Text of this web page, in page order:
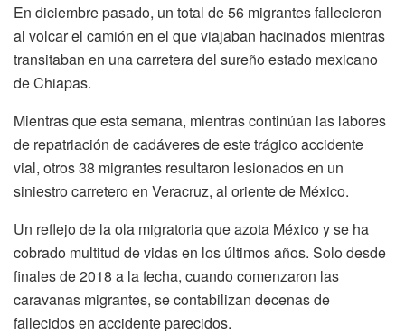
En diciembre pasado, un total de 56 migrantes fallecieron
al volcar el camión en el que viajaban hacinados mientras
transitaban en una carretera del sureño estado mexicano
de Chiapas.
Mientras que esta semana, mientras continúan las labores
de repatriación de cadáveres de este trágico accidente
vial, otros 38 migrantes resultaron lesionados en un
siniestro carretero en Veracruz, al oriente de México.
Un reflejo de la ola migratoria que azota México y se ha
cobrado multitud de vidas en los últimos años. Solo desde
finales de 2018 a la fecha, cuando comenzaron las
caravanas migrantes, se contabilizan decenas de
fallecidos en accidente parecidos.